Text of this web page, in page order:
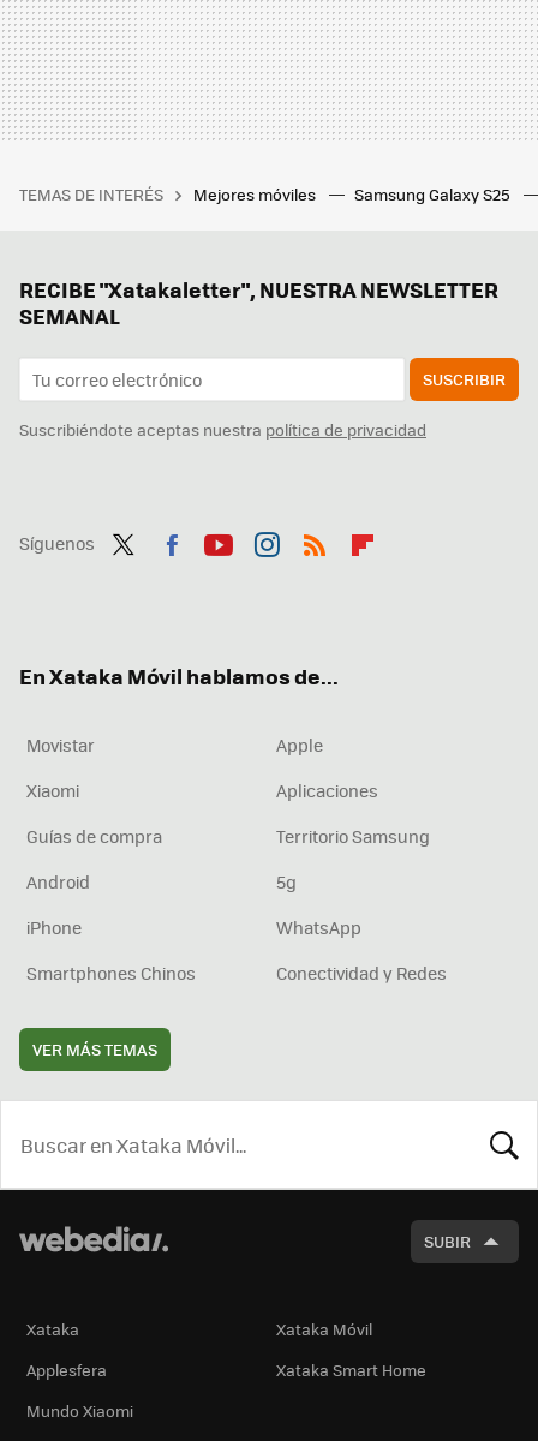
TEMAS DE INTERÉS Mejores móviles Samsung Galaxy S25
RECIBE "Xatakaletter", NUESTRA NEWSLETTER
SEMANAL
SUSCRIBIR
Suscribiéndote aceptas nuestra política de privacidad
Síguenos
En Xataka Móvil hablamos de...
Movistar
Apple
Xiaomi
Aplicaciones
Guías de compra
Territorio Samsung
Android
5g
iPhone
WhatsApp
Smartphones Chinos
Conectividad y Redes
VER MÁS TEMAS
SUBIR
Xataka
Xataka Móvil
Applesfera
Xataka Smart Home
Mundo Xiaomi